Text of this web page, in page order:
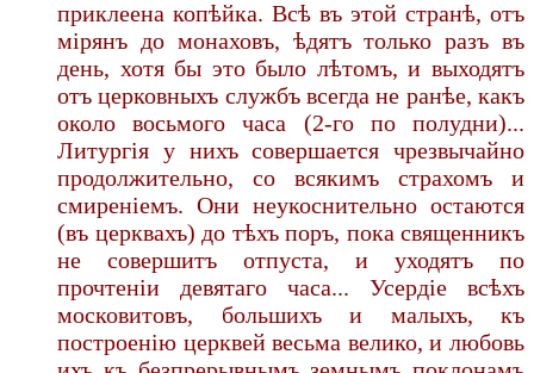
приклеена копѣйка. Всѣ въ этой странѣ, отъ
мірянъ до монаховъ, ѣдятъ только разъ въ
день, хотя бы это было лѣтомъ, и выходятъ
отъ церковныхъ службъ всегда не ранѣе, какъ
около восьмого часа (2-го по полудни)...
Литургія у нихъ совершается чрезвычайно
продолжительно, со всякимъ страхомъ и
смиреніемъ. Они неукоснительно остаются
(въ церквахъ) до тѣхъ поръ, пока священникъ
не совершитъ отпуста, и уходятъ по
прочтеніи девятаго часа... Усердіе всѣхъ
московитовъ, большихъ и малыхъ, къ
построенію церквей весьма велико, и любовь